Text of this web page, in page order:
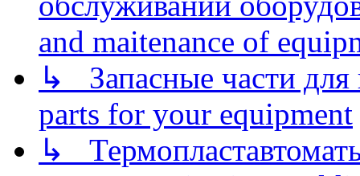
and maitenance of
↳ Запасные части для
parts for your equipment
↳